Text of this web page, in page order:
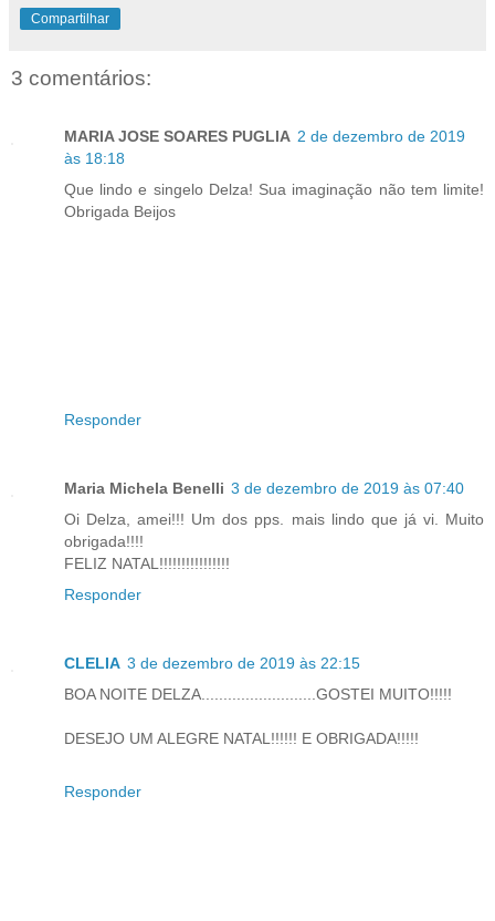
Compartilhar
3 comentários:
MARIA JOSE SOARES PUGLIA 2 de dezembro de 2019
às 18:18
Que lindo e singelo Delza! Sua imaginação não tem limite!
Obrigada Beijos
Responder
Maria Michela Benelli 3 de dezembro de 2019 às 07:40
Oi Delza, amei!!! Um dos pps. mais lindo que já vi. Muito
obrigada!!!!
FELIZ NATAL!!!!!!!!!!!!!!!!
Responder
CLELIA 3 de dezembro de 2019 às 22:15
BOA NOITE DELZA..........................GOSTEI MUITO!!!!!
DESEJO UM ALEGRE NATAL!!!!!! E OBRIGADA!!!!!
Responder